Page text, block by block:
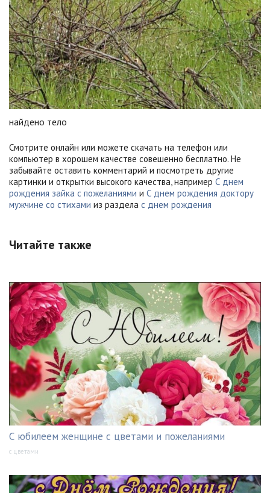
найдено тело
Смотрите онлайн или можете скачать на телефон или
компьютер в хорошем качестве совешенно бесплатно. Не
забывайте оставить комментарий и посмотреть другие
картинки и открытки высокого качества, например С днем
рождения зайка с пожеланиями и С днем рождения доктору
мужчине со стихами из раздела с днем рождения
Читайте также
С юбилеем женщине с цветами и пожеланиями
с цветами